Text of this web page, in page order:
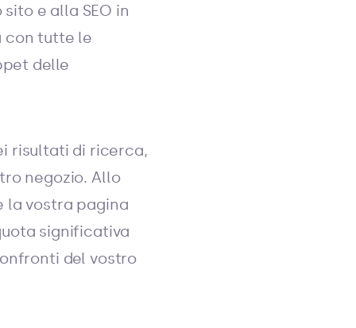
e alla SEO in
con tutte le
delle
risultati di ricerca,
negozio. Allo
la vostra pagina
significativa
del vostro